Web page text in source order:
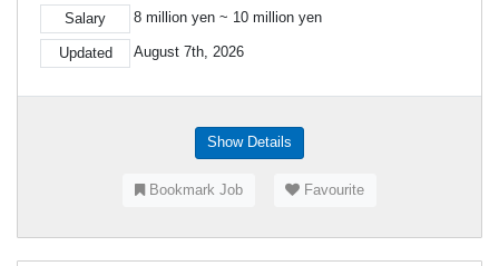
Salary 8 million yen ~ 10 million yen
Updated August 7th, 2026
Show Details
Bookmark Job Favourite